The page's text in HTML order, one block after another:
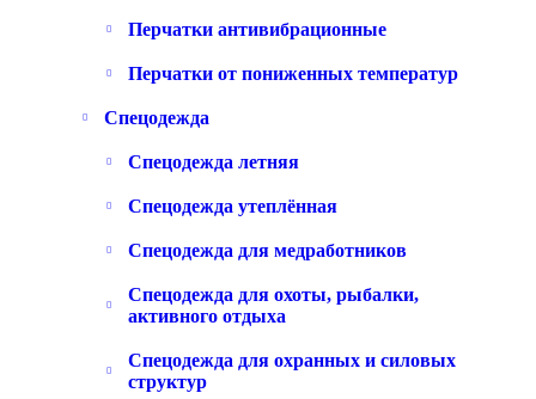
Перчатки антивибрационные
Перчатки от пониженных температур
Спецодежда
Спецодежда летняя
Спецодежда утеплённая
Спецодежда для медработников
Спецодежда для охоты, рыбалки,
активного отдыха
Спецодежда для охранных и силовых
структур